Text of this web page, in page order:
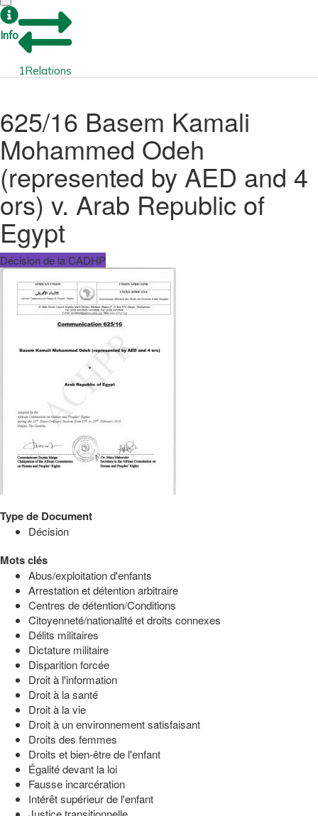
Info
1Relations
625/16 Basem Kamali
Mohammed Odeh
(represented by AED and 4
ors) v. Arab Republic of
Egypt
Décision de la CADHP
Type de Document
Décision
Mots clés
Abus/exploitation d'enfants
Arrestation et détention arbitraire
Centres de détention/Conditions
Citoyenneté/nationalité et droits connexes
Délits militaires
Dictature militaire
Disparition forcée
Droit à l'information
Droit à la santé
Droit à la vie
Droit à un environnement satisfaisant
Droits des femmes
Droits et bien-être de l'enfant
Égalité devant la loi
Fausse incarcération
Intérêt supérieur de l'enfant